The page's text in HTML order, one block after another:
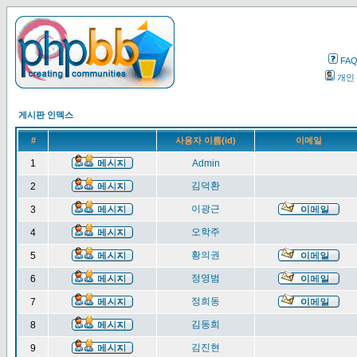
FAQ
개인
게시판 인덱스
# 사용자 이름(id) 이메일
1 Admin
2 김덕환
3 이광근
4 오학주
5 황의권
6 정영범
7 정희동
8 김동희
9 김진현